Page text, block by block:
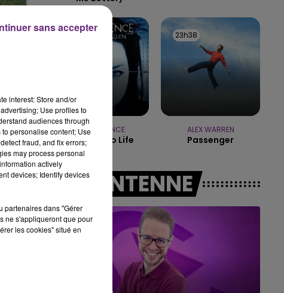
10h00 - 14h00
LE TICKET DE CAISSE
23h41
23h41
EVANESCENCE
Bring Me To Life
23h38
23h38
ALEX WARREN
Passenger
A L'ANTENNE
interest: Store and/or
Use profiles to
audiences through
personalise content; Use
fraud, and fix errors;
may process personal
actively
devices; Identify devices
partenaires dans "Gérer
ne s'appliqueront que pour
les cookies" situé en
sans accepter